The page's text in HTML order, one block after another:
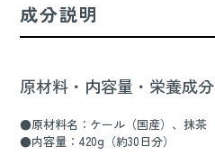
成分説明
原材料・内容量・栄養成分
●原材料名：ケール（国産）、抹茶
●内容量：420g（約30日分）